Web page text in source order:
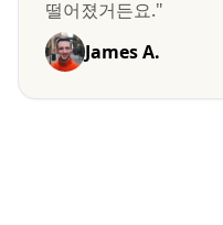
떨어졌거든요."
James A.